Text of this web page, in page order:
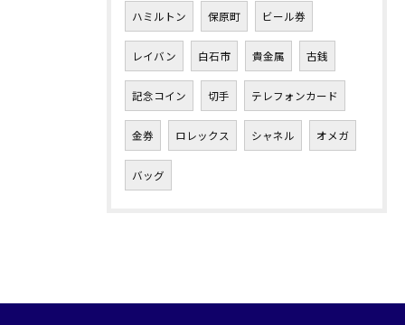
ハミルトン 保原町 ビール券
レイバン 白石市 貴金属 古銭
記念コイン 切手 テレフォンカード
金券 ロレックス シャネル オメガ
バッグ